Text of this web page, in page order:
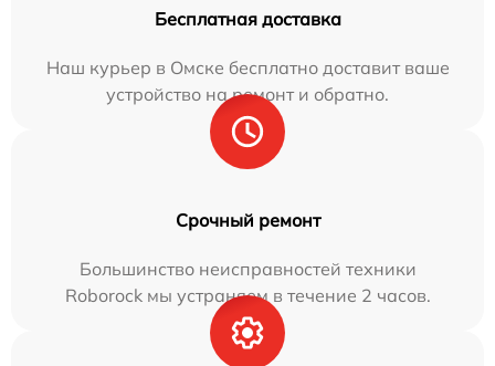
Бесплатная доставка
Наш курьер в Омске бесплатно доставит ваше
устройство на ремонт и обратно.
Срочный ремонт
Большинство неисправностей техники
Roborock мы устраняем в течение 2 часов.